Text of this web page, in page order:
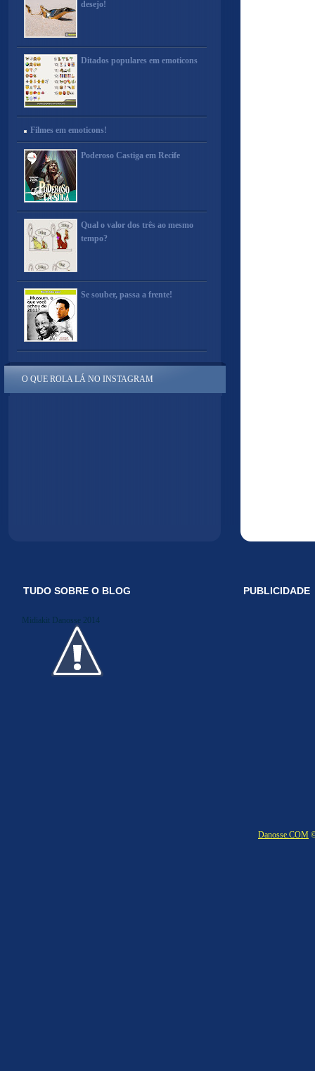
desejo!
Ditados populares em emoticons
Filmes em emoticons!
Poderoso Castiga em Recife
Qual o valor dos três ao mesmo
tempo?
Se souber, passa a frente!
O QUE ROLA LÁ NO INSTAGRAM
TUDO SOBRE O BLOG
Midiakit Danosse 2014
PUBLICIDADE
Danosse.COM